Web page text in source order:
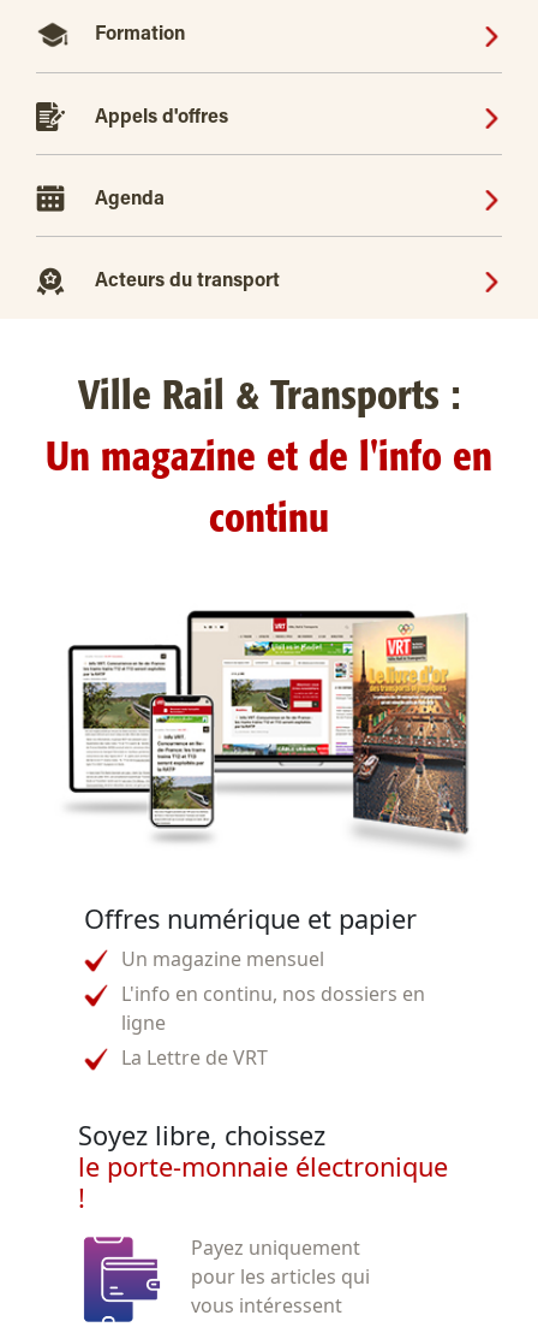
Formation
Appels d'offres
Agenda
Acteurs du transport
Ville Rail & Transports :
Un magazine et de l'info en
continu
Offres numérique et papier
Un magazine mensuel
L'info en continu, nos dossiers en
ligne
La Lettre de VRT
Soyez libre, choissez
le porte-monnaie électronique
!
Payez uniquement
pour les articles qui
vous intéressent